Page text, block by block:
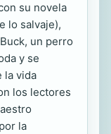
su novela
lo salvaje),
un perro
y se
la vida
los lectores
la